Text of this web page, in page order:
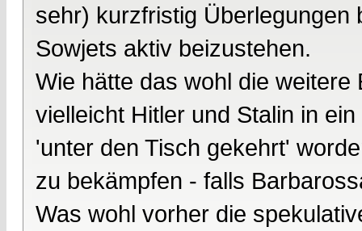
sehr) kurzfristig Überlegungen
Sowjets aktiv beizustehen.
Wie hätte das wohl die
vielleicht Hitler und Stalin in
'unter den Tisch gekehrt'
zu bekämpfen - falls
Was wohl vorher die